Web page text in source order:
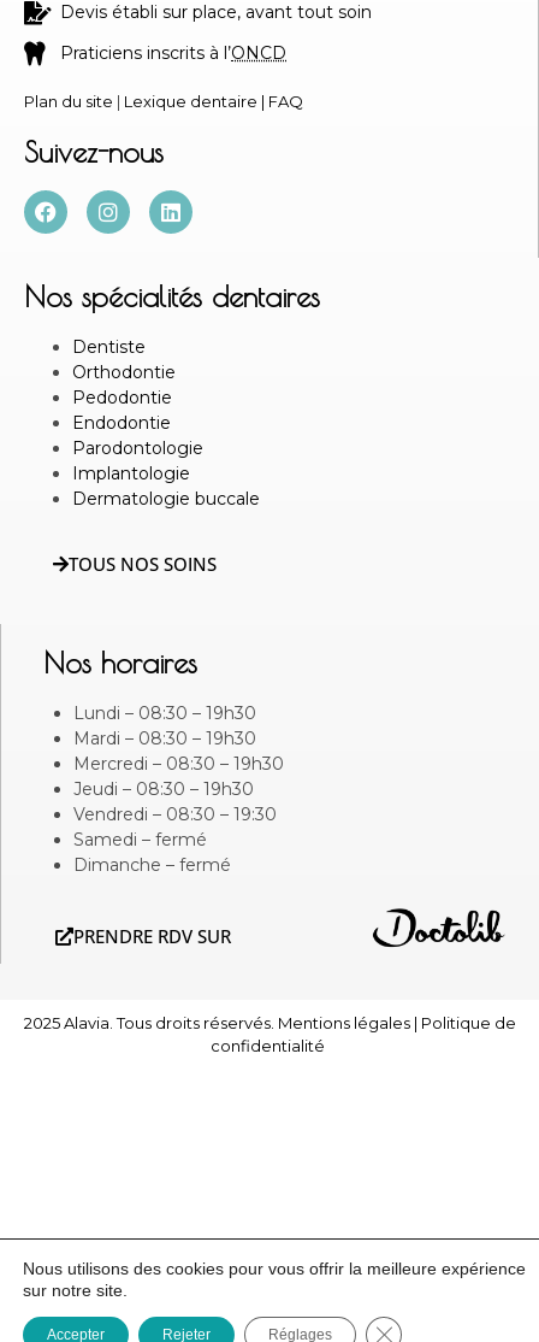
Devis établi sur place, avant tout soin
Praticiens inscrits à l’ONCD
Plan du site | Lexique dentaire | FAQ
Suivez-nous
Nos spécialités dentaires
Dentiste
Orthodontie
Pedodontie
Endodontie
Parodontologie
Implantologie
Dermatologie buccale
TOUS NOS SOINS
Nos horaires
Lundi – 08:30 – 19h30
Mardi – 08:30 – 19h30
Mercredi – 08:30 – 19h30
Jeudi – 08:30 – 19h30
Vendredi – 08:30 – 19:30
Samedi – fermé
Dimanche – fermé
PRENDRE RDV SUR
2025 Alavia. Tous droits réservés. Mentions légales| Politique de
confidentialité
Nous utilisons des cookies pour vous offrir la meilleure expérience
sur notre site.
Accepter Rejeter Réglages Fermer la bannière